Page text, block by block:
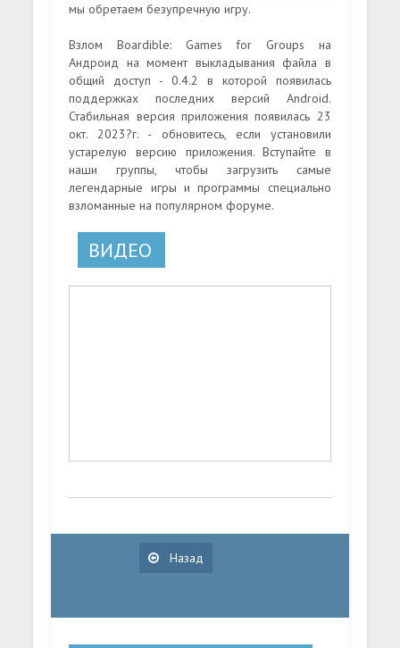
мы обретаем безупречную игру.
Взлом Boardible: Games for Groups на
Андроид на момент выкладывания файла в
общий доступ - 0.4.2 в которой появилась
поддержках последних версий Android.
Стабильная версия приложения появилась 23
окт. 2023?г. - обновитесь, если установили
устарелую версию приложения. Вступайте в
наши группы, чтобы загрузить самые
легендарные игры и программы специально
взломанные на популярном форуме.
ВИДЕО
Назад